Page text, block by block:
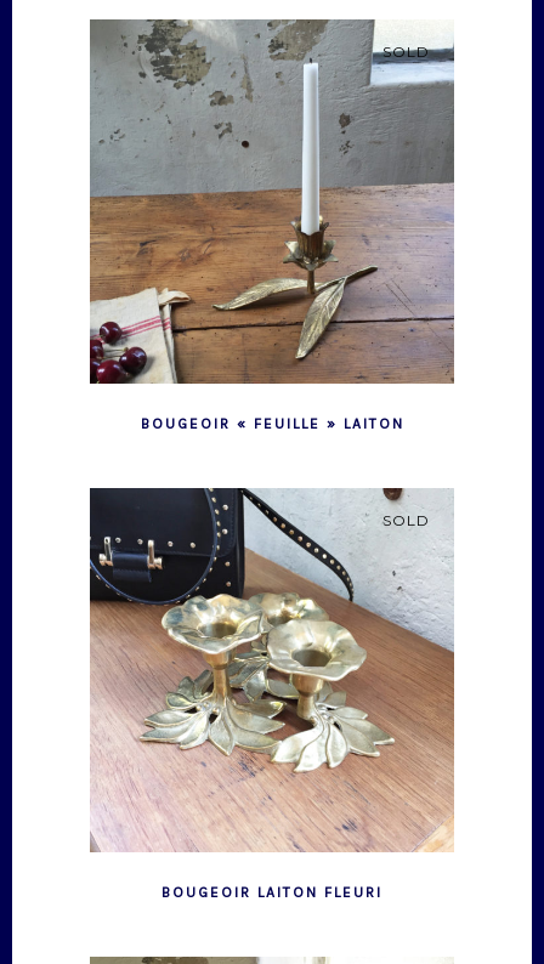
SOLD
BOUGEOIR « FEUILLE » LAITON
SOLD
BOUGEOIR LAITON FLEURI